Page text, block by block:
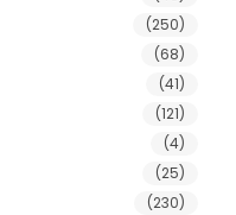
(250)
(68)
(41)
(121)
(4)
(25)
(230)